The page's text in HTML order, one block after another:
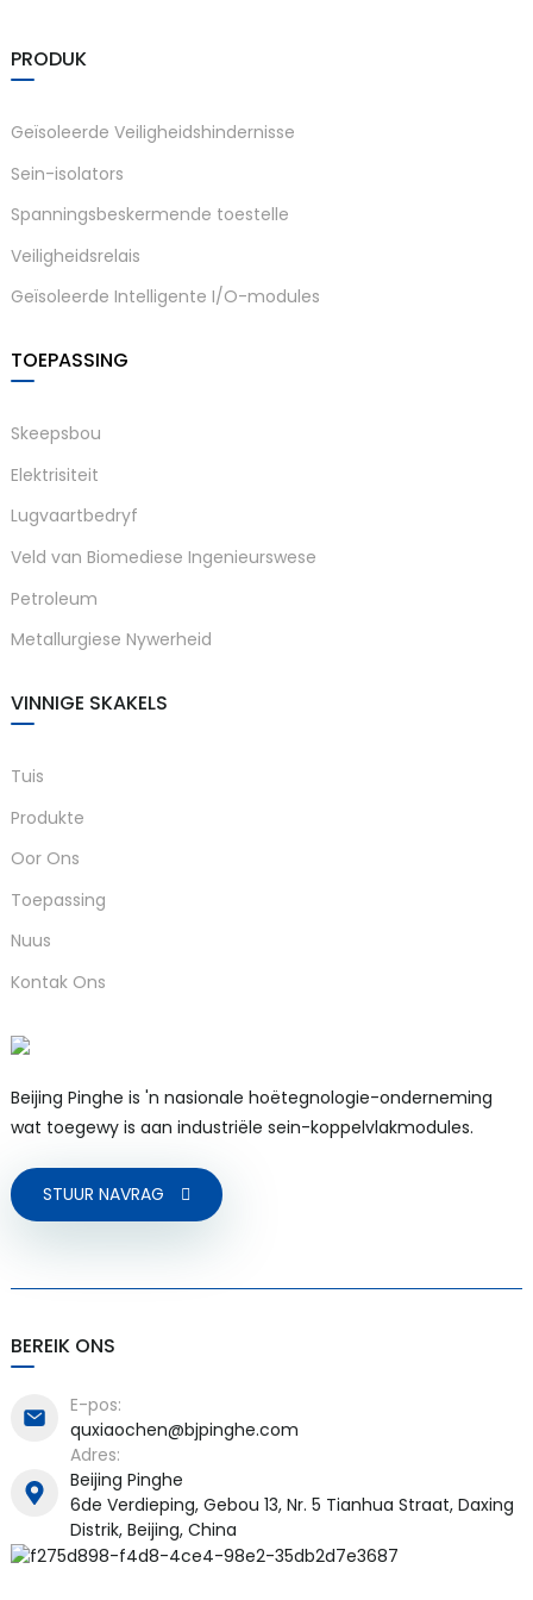
PRODUK
Geïsoleerde Veiligheidshindernisse
Sein-isolators
Spanningsbeskermende toestelle
Veiligheidsrelais
Geïsoleerde Intelligente I/O-modules
TOEPASSING
Skeepsbou
Elektrisiteit
Lugvaartbedryf
Veld van Biomediese Ingenieurswese
Petroleum
Metallurgiese Nywerheid
VINNIGE SKAKELS
Tuis
Produkte
Oor Ons
Toepassing
Nuus
Kontak Ons
Beijing Pinghe is 'n nasionale hoëtegnologie-onderneming
wat toegewy is aan industriële sein-koppelvlakmodules.
STUUR NAVRAG
BEREIK ONS
E-pos:
quxiaochen@bjpinghe.com
Adres:
Beijing Pinghe
6de Verdieping, Gebou 13, Nr. 5 Tianhua Straat, Daxing
Distrik, Beijing, China